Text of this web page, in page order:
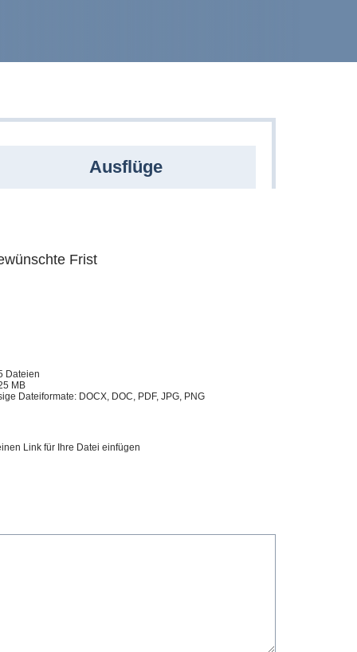
Ausflüge
Frist
Dateien
MB
Dateiformate: DOCX, DOC, PDF, JPG, PNG
Link für Ihre Datei einfügen